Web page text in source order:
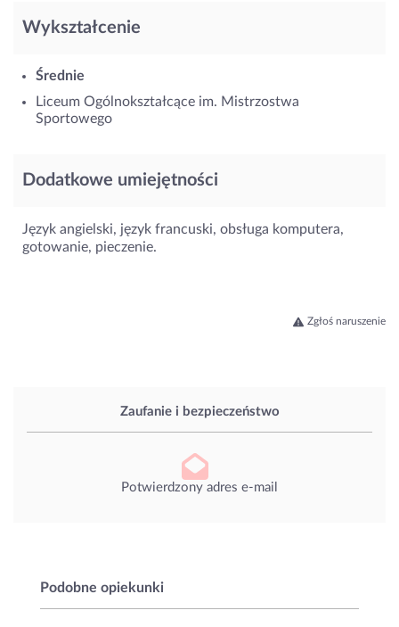
Zaufanie i bezpieczeństwo
Potwierdzony adres e-mail
Podobne opiekunki
Wykształcenie
Średnie
Liceum Ogólnokształcące im. Mistrzostwa
Sportowego
Dodatkowe umiejętności
Język angielski, język francuski, obsługa komputera,
gotowanie, pieczenie.
Zgłoś naruszenie